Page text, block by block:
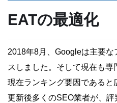
EATの最適化
2018年8月、Googleは主要
スしました。そして現在も
現在ランキング要因である
更新後多くのSEO業者が、